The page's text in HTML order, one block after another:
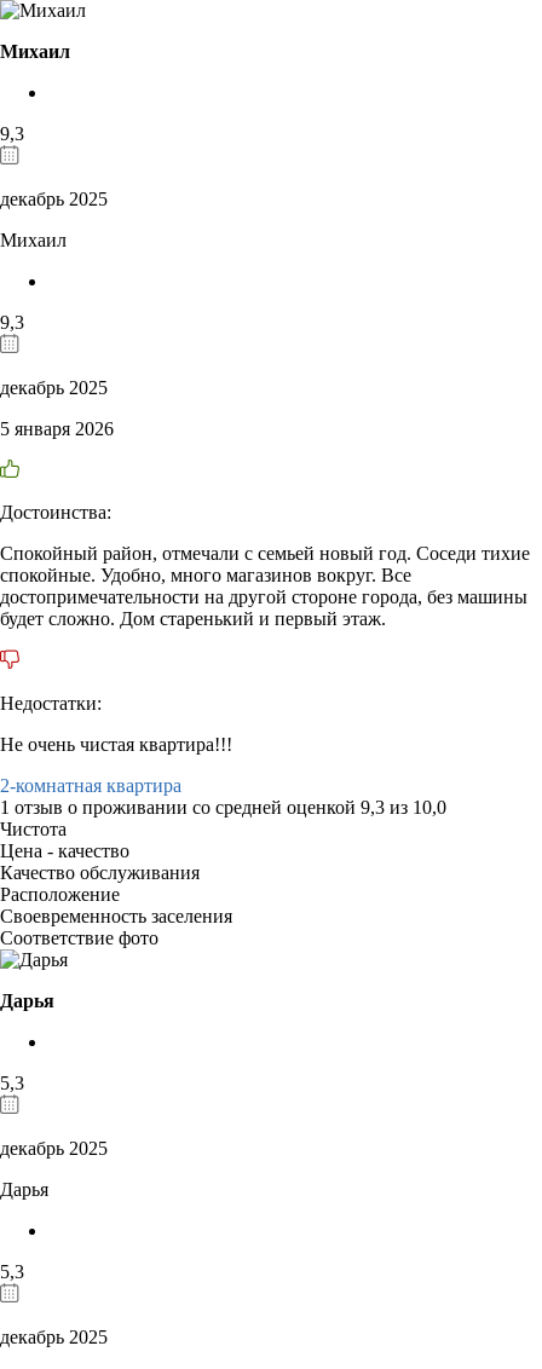
Михаил
9,3
декабрь 2025
Михаил
9,3
декабрь 2025
5 января 2026
Достоинства:
Спокойный район, отмечали с семьей новый год. Соседи тихие
спокойные. Удобно, много магазинов вокруг. Все
достопримечательности на другой стороне города, без машины
будет сложно. Дом старенький и первый этаж.
Недостатки:
Не очень чистая квартира!!!
2-комнатная квартира
1 отзыв о проживании со средней оценкой 9,3 из 10,0
Чистота
Цена - качество
Качество обслуживания
Расположение
Своевременность заселения
Соответствие фото
Дарья
5,3
декабрь 2025
Дарья
5,3
декабрь 2025